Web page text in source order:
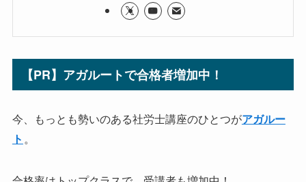
【PR】アガルートで合格者増加中！
今、もっとも勢いのある社労士講座のひとつがアガルー
ト 。